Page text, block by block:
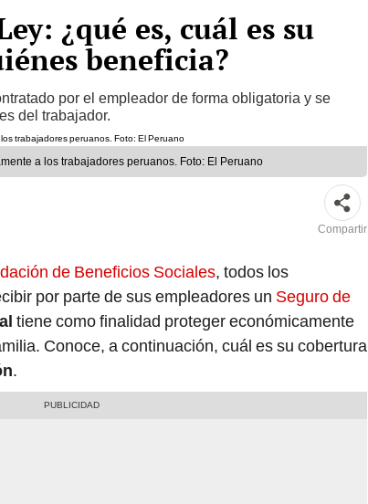
¿qué es, cuál es su
beneficia?
por el empleador de forma obligatoria y se
del trabajador.
a los trabajadores peruanos. Foto: El Peruano
Compartir
de Beneficios Sociales, todos los
por parte de sus empleadores un Seguro de
tiene como finalidad proteger económicamente
Conoce, a continuación, cuál es su cobertura
.